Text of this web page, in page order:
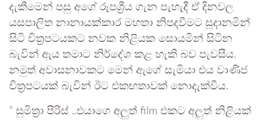
දැකීමෙන් පසු අගේ රූපශ්‍රීය ගැන පැහැදී ඒ දිනවල
යසපාලිත නානායක්කාර මහතා නිපදවීමට සූදානමින්
සිටි චිත්‍රපටයකට නවක නිළියක සොයමින් සිටින
බැවින් ඇය තමාට නිර්දේශ කළ හැකි බව පැවසීය.
නමුත් අවාසනාවකට මෙන් ඇගේ සැමියා එය වාණිජ
චිත්‍රපටයක් බැවින් ඊට එකඟතාවක් නොදැක්වීය.
” සුමිත්‍රා පීරිස් ..එයාගෙ අලුත් film එකට අලුත් නිළියක්